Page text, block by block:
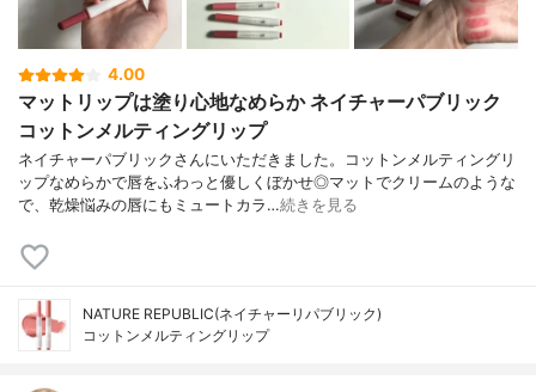
4.00
マットリップは塗り心地なめらか ネイチャーパブリック
コットンメルティングリップ
ネイチャーパブリックさんにいただきました。コットンメルティングリ
ップなめらかで唇をふわっと優しくぼかせ◎マットでクリームのような
で、乾燥悩みの唇にもミュートカラ…続きを見る
NATURE REPUBLIC(ネイチャーリパブリック)
コットンメルティングリップ